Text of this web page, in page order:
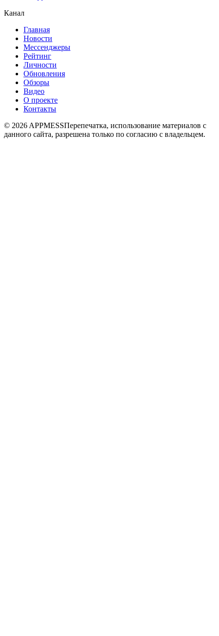
Канал
Главная
Новости
Мессенджеры
Рейтинг
Личности
Обновления
Обзоры
Видео
О проекте
Контакты
© 2026 APPMESSПерепечатка, использование материалов с
данного сайта, разрешена только по согласию с владельцем.